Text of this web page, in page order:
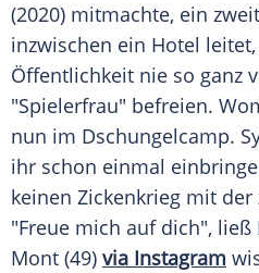
(2020) mitmachte, ein
inzwischen ein Hotel
Öffentlichkeit nie so ganz
"Spielerfrau" befreien.
nun im Dschungelcamp.
ihr schon einmal
keinen Zickenkrieg mit
"Freue mich auf dich",
Mont (49) via Instagram